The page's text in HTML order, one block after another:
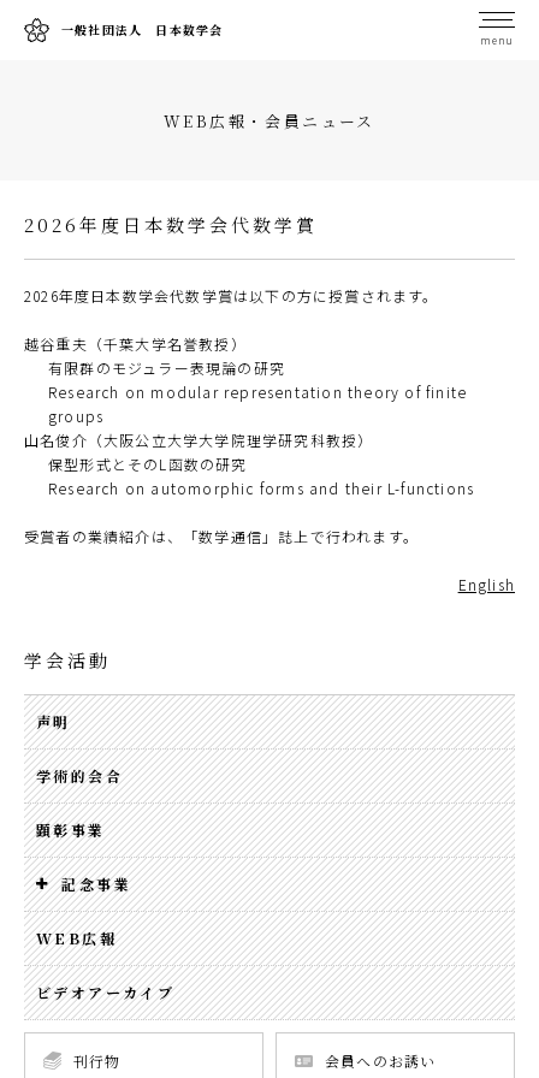
一般社団法人 日本数学会
menu
WEB広報・会員ニュース
2026年度日本数学会代数学賞
2026年度日本数学会代数学賞は以下の方に授賞されます。
越谷重夫（千葉大学名誉教授）
有限群のモジュラー表現論の研究
Research on modular representation theory of finite
groups
山名俊介（大阪公立大学大学院理学研究科教授）
保型形式とそのL函数の研究
Research on automorphic forms and their L-functions
受賞者の業績紹介は、「数学通信」誌上で行われます。
English
学会活動
声明
学術的会合
顕彰事業
記念事業
WEB広報
ビデオアーカイブ
刊行物 会員へのお誘い